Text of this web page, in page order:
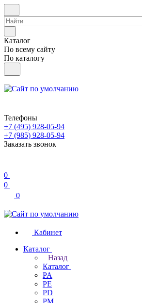
Каталог
По всему сайту
По каталогу
Телефоны
+7 (495) 928-05-94
+7 (985) 928-05-94
Заказать звонок
0
0
0
Кабинет
Каталог
Назад
Каталог
PA
PE
PD
PM